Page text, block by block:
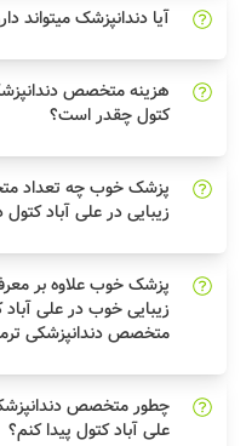
آیا دندانپزشک میتواند
هزینه متخصص
کتول چقدر است؟
پزشک خوب چه تعداد
زیبایی در علی آباد کتول
پزشک خوب علاوه بر
زیبایی خوب در علی
متخصص دندانپزشکی
چطور متخصص
علی آباد کتول پیدا کنم؟